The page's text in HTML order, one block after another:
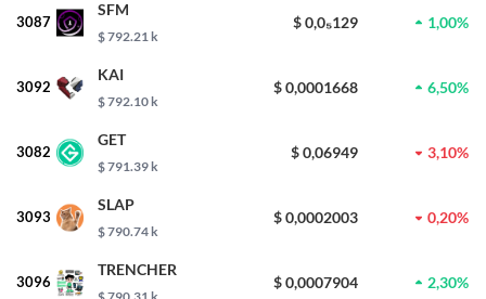
3087
SFM
$ 792.21 k
$ 0,0₅129 1,00%
3092
KAI
$ 792.10 k
$ 0,0001668 6,50%
3082
GET
$ 791.39 k
$ 0,06949 3,10%
3093
SLAP
$ 790.74 k
$ 0,0002003 0,20%
3096
TRENCHER
$ 0,0007904 2,30%